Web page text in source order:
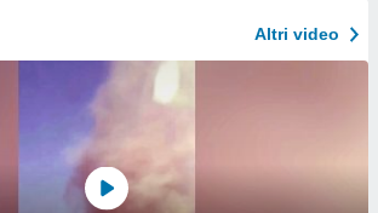
Altri video